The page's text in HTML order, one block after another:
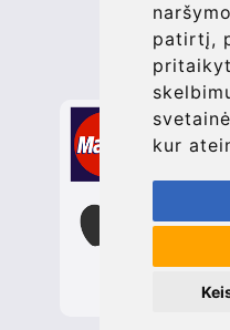
patirtį,
kur
Secure